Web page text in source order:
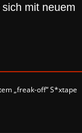
mit neuem
„freak-off“ S*xtape